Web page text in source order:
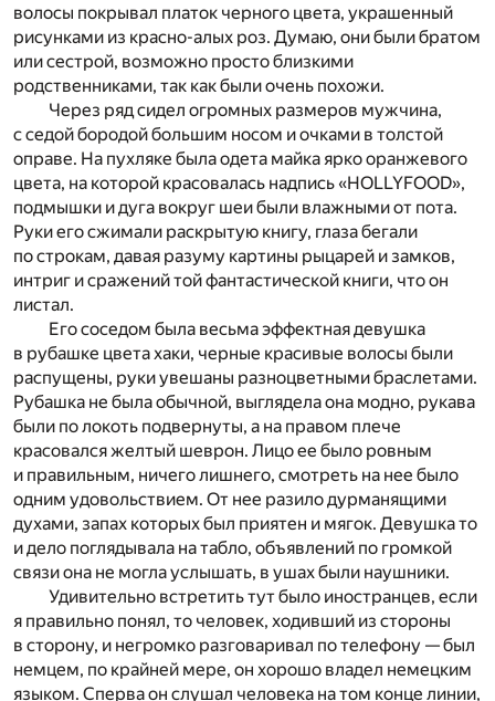
волосы покрывал платок черного цвета, украшенный
рисунками из красно-алых роз. Думаю, они были братом
или сестрой, возможно просто близкими
родственниками, так как были очень похожи.
Через ряд сидел огромных размеров мужчина,
с седой бородой большим носом и очками в толстой
оправе. На пухляке была одета майка ярко оранжевого
цвета, на которой красовалась надпись «HOLLYFOOD»,
подмышки и дуга вокруг шеи были влажными от пота.
Руки его сжимали раскрытую книгу, глаза бегали
по строкам, давая разуму картины рыцарей и замков,
интриг и сражений той фантастической книги, что он
листал.
Его соседом была весьма эффектная девушка
в рубашке цвета хаки, черные красивые волосы были
распущены, руки увешаны разноцветными браслетами.
Рубашка не была обычной, выглядела она модно, рукава
были по локоть подвернуты, а на правом плече
красовался желтый шеврон. Лицо ее было ровным
и правильным, ничего лишнего, смотреть на нее было
одним удовольствием. От нее разило дурманящими
духами, запах которых был приятен и мягок. Девушка то
и дело поглядывала на табло, объявлений по громкой
связи она не могла услышать, в ушах были наушники.
Удивительно встретить тут было иностранцев, если
я правильно понял, то человек, ходивший из стороны
в сторону, и негромко разговаривал по телефону — был
немцем, по крайней мере, он хорошо владел немецким
языком. Сперва он слушал человека на том конце линии,